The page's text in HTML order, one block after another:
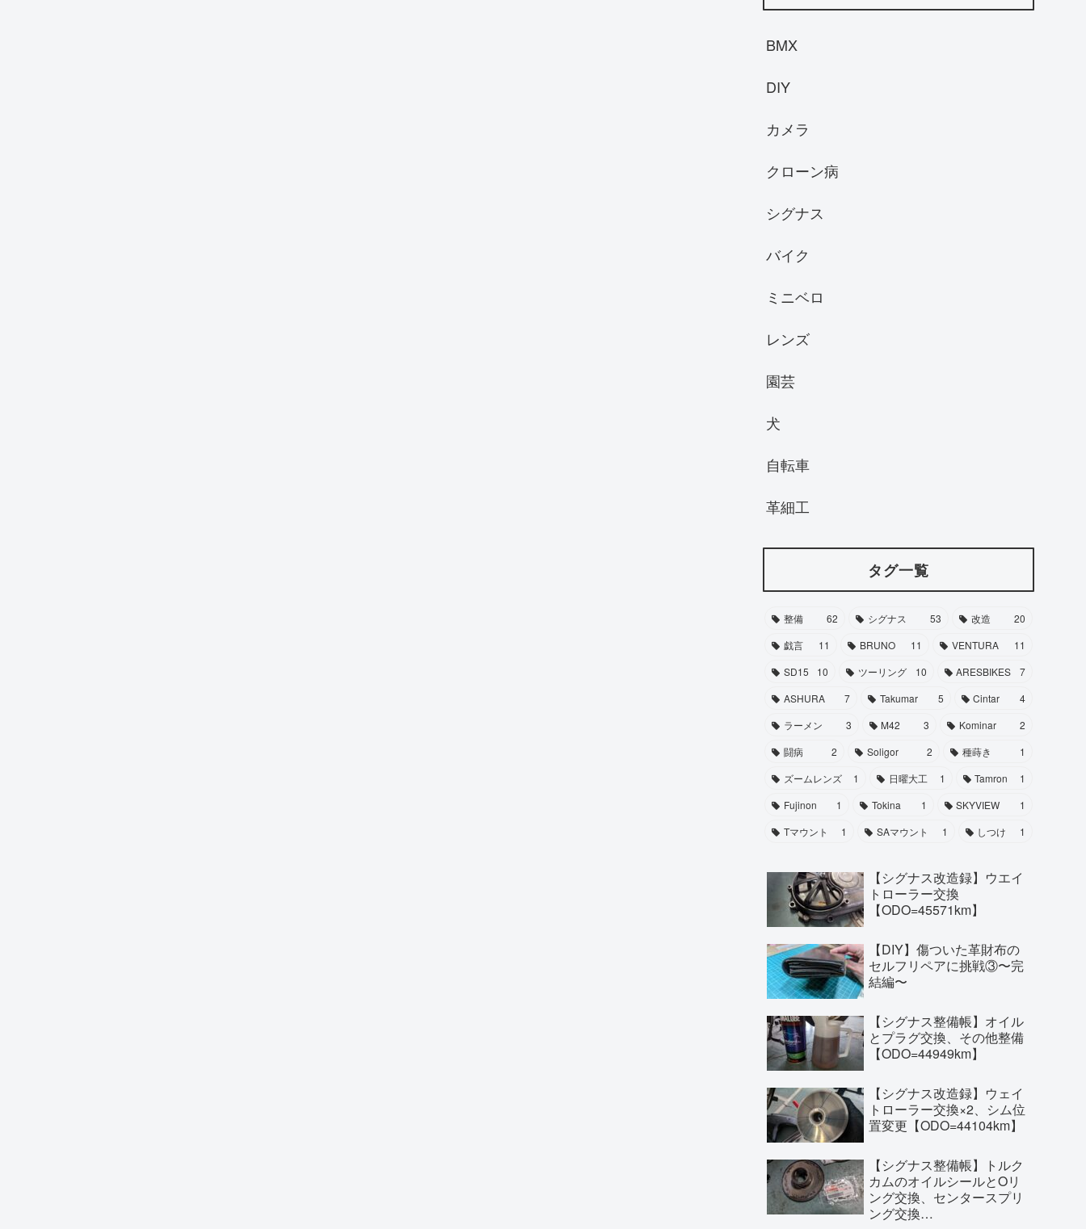
BMX
DIY
カメラ
クローン病
シグナス
バイク
ミニベロ
レンズ
園芸
犬
自転車
革細工
タグ一覧
整備 62 シグナス 53 改造
20
戯言
11 BRUNO 11 VENTURA
11
SD15
10 ツーリング 10 ARESBIKES
7
ASHURA
7 Takumar 5 Cintar
4
ラーメン
3 M42 3 Kominar
2
闘病
2 Soligor 2 種蒔き
1
ズームレンズ
1 日曜大工 1 Tamron
1
Fujinon
1 Tokina 1 SKYVIEW
1
Tマウント
1 SAマウント 1 しつけ 1
【シグナス改造録】ウエイ
トローラー交換
【ODO=45571km】
【DIY】傷ついた革財布の
セルフリペアに挑戦③〜完
結編〜
【シグナス整備帳】オイル
とプラグ交換、その他整備
【ODO=44949km】
【シグナス改造録】ウェイ
トローラー交換×2、シム位
置変更【ODO=44104km】
【シグナス整備帳】トルク
カムのオイルシールとOリ
ング交換、センタースプリ
ング交換